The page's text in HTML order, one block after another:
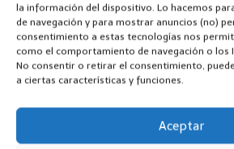
la información del dispositivo. Lo hacemos
de navegación y para mostrar anuncios (no)
consentimiento a estas tecnologías nos
como el comportamiento de navegación o los
No consentir o retirar el consentimiento,
a ciertas características y funciones.
Aceptar
Ideal para su viaje diario a la
almacenar varias plumas de
otros medicamentos